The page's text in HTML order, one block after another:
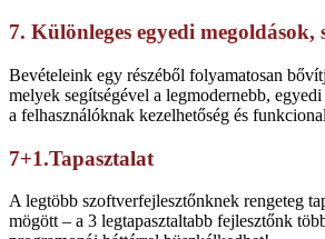
7. Különleges egyedi megoldások,
Bevételeink egy részéből folyamatosan
melyek segítségével a legmodernebb,
a felhasználóknak kezelhetőség és
7+1.Tapasztalat
A legtöbb szoftverfejlesztőnknek rengeteg
mögött – a 3 legtapasztaltabb fejlesztőnk